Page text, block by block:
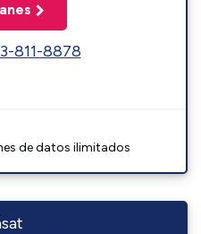
811-8878
de datos ilimitados